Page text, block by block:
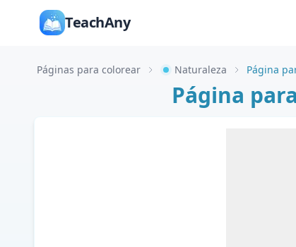
TeachAny
Páginas para colorear Naturaleza
Página